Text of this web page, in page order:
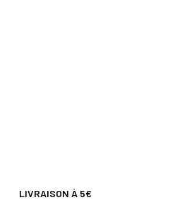
LIVRAISON À 5€